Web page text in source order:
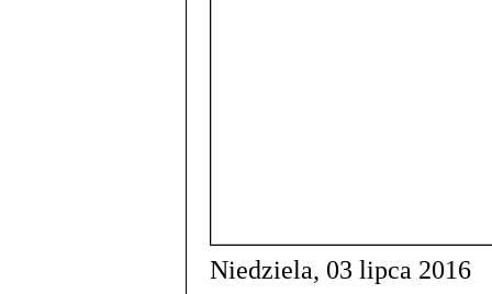
Niedziela, 03 lipca 2016